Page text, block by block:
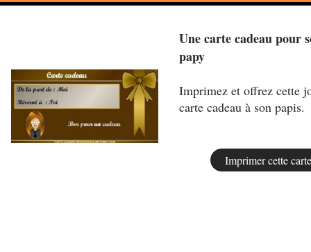
Une carte cadeau pour
papy
Imprimez et offrez cette
carte cadeau à son papis.